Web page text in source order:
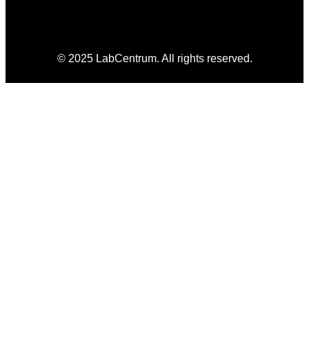
© 2025 LabCentrum. All rights reserved.